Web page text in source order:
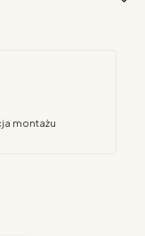
montażu